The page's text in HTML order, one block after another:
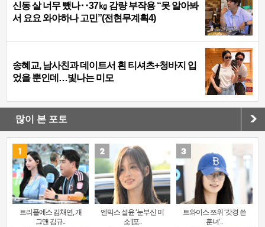
신동 살 너무 뺐나‥37㎏ 감량 부작용 “못 알아봐
서 요요 와야하나 고민”(전현무계획4)
송혜교, 남사친과 데이트서 흰 티셔츠+청바지 입
었을 뿐인데…빛나는 미모
많이 본 포토
트리플에스 김채연, 개
그맨 김규..
엔믹스 설윤 ‘눈부신 미
소’[포..
트와이스 쯔위 ‘갓경 쓴
훈녀’..